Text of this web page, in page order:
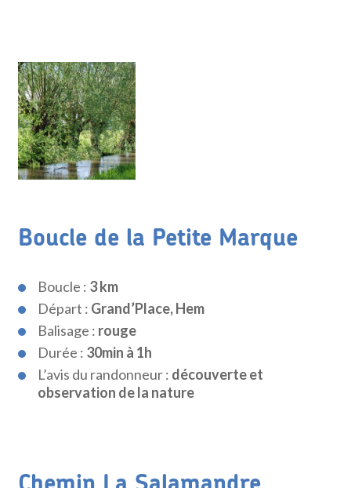
Boucle de la Petite Marque
Boucle : 3 km
Départ : Grand’Place, Hem
Balisage : rouge
Durée : 30min à 1h
L’avis du randonneur : découverte et
observation de la nature